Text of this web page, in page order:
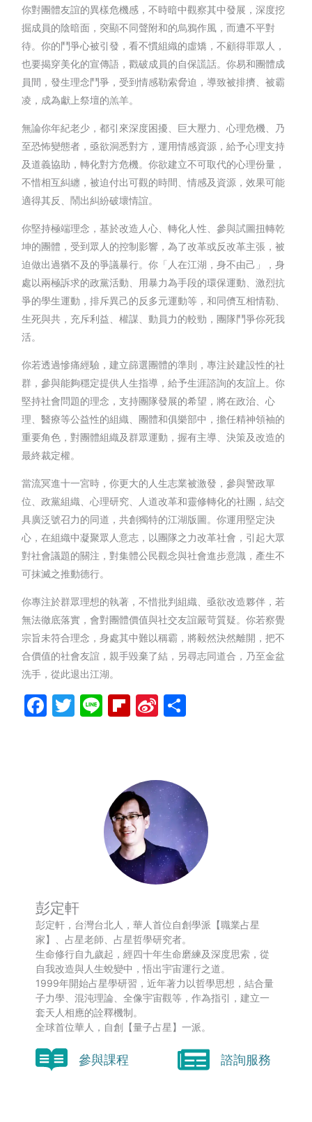
你對團體友誼的異樣危機感，不時暗中觀察其中發展，深度挖
掘成員的陰暗面，突顯不同聲附和的烏鴉作風，而遭不平對
待。你的鬥爭心被引發，看不慣組織的虛矯，不顧得罪眾人，
也要揭穿美化的宣傳語，戳破成員的自保謊話。你易和團體成
員間，發生理念鬥爭，受到情感勒索脅迫，導致被排擠、被霸
凌，成為獻上祭壇的羔羊。
無論你年紀老少，都引來深度困擾、巨大壓力、心理危機、乃
至恐怖變態者，亟欲洞悉對方，運用情感資源，給予心理支持
及道義協助，轉化對方危機。你欲建立不可取代的心理份量，
不惜相互糾纏，被迫付出可觀的時間、情感及資源，效果可能
適得其反、鬧出糾紛破壞情誼。
你堅持極端理念，基於改造人心、轉化人性、參與試圖扭轉乾
坤的團體，受到眾人的控制影響，為了改革或反改革主張，被
迫做出過猶不及的爭議暴行。你「人在江湖，身不由己」，身
處以兩極訴求的政黨活動、用暴力為手段的環保運動、激烈抗
爭的學生運動，排斥異己的反多元運動等，和同儕互相情勒、
生死與共，充斥利益、權謀、動員力的較勁，團隊鬥爭你死我
活。
你若透過慘痛經驗，建立篩選團體的準則，專注於建設性的社
群，參與能夠穩定提供人生指導，給予生涯諮詢的友誼上。你
堅持社會問題的理念，支持團隊發展的希望，將在政治、心
理、醫療等公益性的組織、團體和俱樂部中，擔任精神領袖的
重要角色，對團體組織及群眾運動，握有主導、決策及改造的
最終裁定權。
當流冥進十一宮時，你更大的人生志業被激發，參與警政單
位、政黨組織、心理研究、人道改革和靈修轉化的社團，結交
具廣泛號召力的同道，共創獨特的江湖版圖。你運用堅定決
心，在組織中凝聚眾人意志，以團隊之力改革社會，引起大眾
對社會議題的關注，對集體公民觀念與社會進步意識，產生不
可抹滅之推動德行。
你專注於群眾理想的執著，不惜批判組織、亟欲改造夥伴，若
無法徹底落實，會對團體價值與社交友誼嚴苛質疑。你若察覺
宗旨未符合理念，身處其中難以稱霸，將毅然決然離開，把不
合價值的社會友誼，親手毀棄了結，另尋志同道合，乃至金盆
洗手，從此退出江湖。
Facebook
Twitter
LineFlipboard
Sina
彭定軒
彭定軒，台灣台北人，華人首位自創學派【職業占星
家】、占星老師、占星哲學研究者。
生命修行自九歲起，經四十年生命磨練及深度思索，從
自我改造與人生蛻變中，悟出宇宙運行之道。
1999年開始占星學研習，近年著力以哲學思想，結合量
子力學、混沌理論、全像宇宙觀等，作為指引，建立一
套天人相應的詮釋機制。
全球首位華人，自創【量子占星】一派。
參與課程 諮詢服務